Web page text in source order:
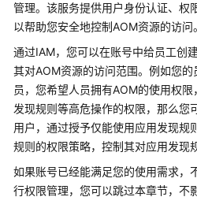
绍
计
说
明
快
速
入
门
管理。该服务提供用户身份认证、权
以帮助您安全地控制AOM资源的访问。
通过IAM，您可以在账号中给员工创
其对AOM资源的访问范围。例如您
员，您希望人员拥有AOM的使用权
发现规则等高危操作的权限，那么您
用户，通过授予仅能使用应用发现规
规则的权限策略，控制其对应用发现
如果账号已经能满足您的使用需求，
行权限管理，您可以跳过本章节，不